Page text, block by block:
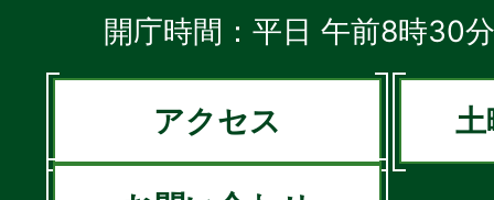
開庁時間：平日 午前8時30
アクセス 土